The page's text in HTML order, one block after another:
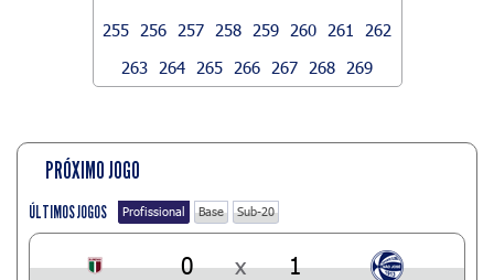
255
256 257 258 259 260 261
262
263
264 265 266 267 268 269
PRÓXIMO JOGO
ÚLTIMOS JOGOS Profissional Base Sub-20
0 x 1